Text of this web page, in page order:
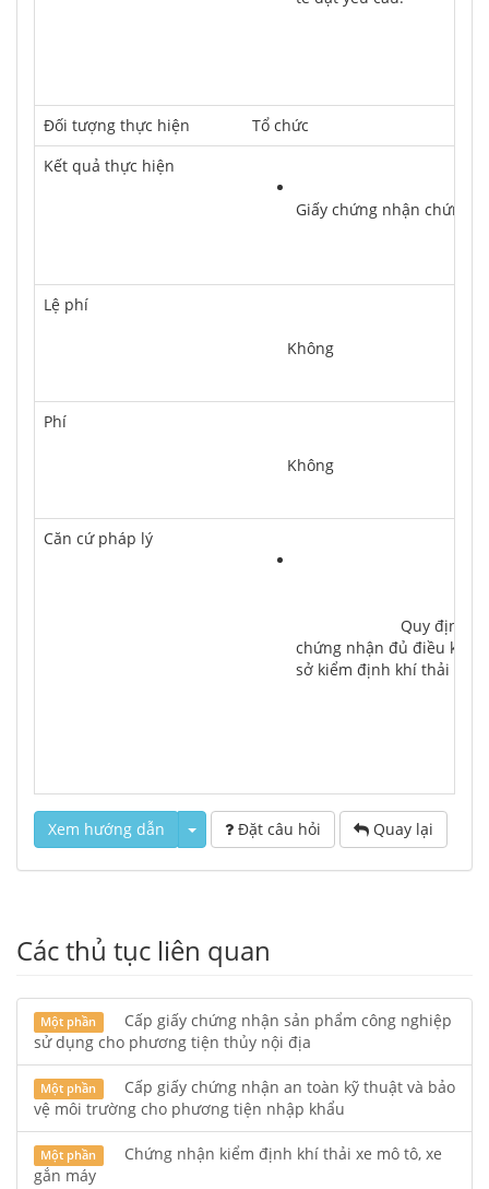
Ðối tượng thực hiện
Tổ chức
Kết quả thực hiện
Giấy chứng nhận chứng
Lệ phí
	Không
Phí
	Không
Căn cứ pháp lý
chứng nhận đủ điều kiện
sở kiểm định khí thải xe
Xem hướng dẫn Đặt câu hỏi Quay lại
Các thủ tục liên quan
Một phần
Cấp giấy chứng nhận sản phẩm công nghiệp
sử dụng cho phương tiện thủy nội địa
Một phần
Cấp giấy chứng nhận an toàn kỹ thuật và bảo
vệ môi trường cho phương tiện nhập khẩu
Một phần
Chứng nhận kiểm định khí thải xe mô tô, xe
gắn máy